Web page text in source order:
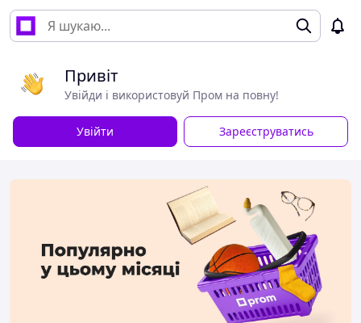
Привіт
Увійди і використовуй Пром на повну!
Увійти Зареєструватись